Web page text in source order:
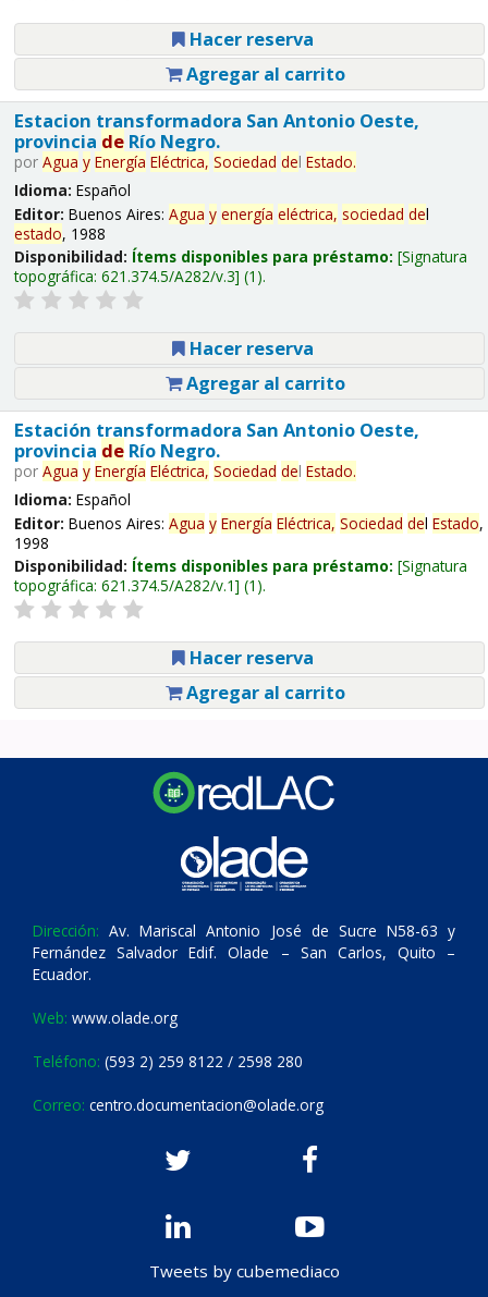
Hacer reserva
Agregar al carrito
Estacion transformadora San Antonio Oeste,
provincia deRío Negro.
por Agua y Energía Eléctrica, Sociedad del Estado.
Idioma: Español
Editor: Buenos Aires: Agua y energía eléctrica, sociedad del
estado, 1988
Disponibilidad: Ítems disponibles para préstamo: Signatura
topográfica: 621.374.5/A282/v.3 (1).
Hacer reserva
Agregar al carrito
Estación transformadora San Antonio Oeste,
provincia deRío Negro.
por Agua y Energía Eléctrica, Sociedad del Estado.
Idioma: Español
Editor: Buenos Aires: Agua y Energía Eléctrica, Sociedad del Estado,
1998
Disponibilidad: Ítems disponibles para préstamo: Signatura
topográfica: 621.374.5/A282/v.1 (1).
Hacer reserva
Agregar al carrito
Dirección: Av. Mariscal Antonio José de Sucre N58-63 y
Fernández Salvador Edif. Olade – San Carlos, Quito –
Ecuador.
Web: www.olade.org
Teléfono: (593 2) 259 8122 / 2598 280
Correo: centro.documentacion@olade.org
Tweets by cubemediaco